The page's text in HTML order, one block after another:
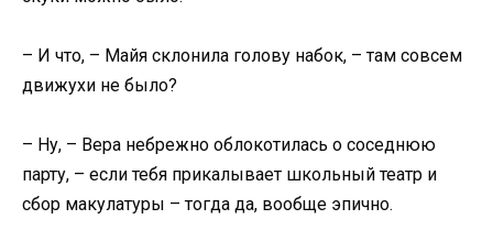
– И что, – Майя склонила голову набок, – там совсем
движухи не было?
– Ну, – Вера небрежно облокотилась о соседнюю
парту, – если тебя прикалывает школьный театр и
сбор макулатуры – тогда да, вообще эпично.